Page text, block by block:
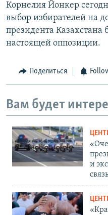
Корнелия Йонкер
выбор избирателей на
президента Казахстана
настоящей оппозиции.
Поделиться
Вам будет
и